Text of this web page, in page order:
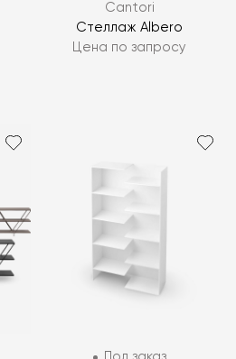
Cantori
Стеллаж Albero
Цена по запросу